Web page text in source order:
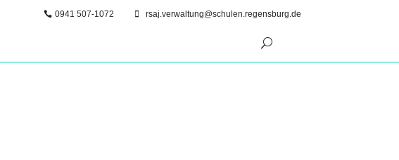
0941 507-1072 rsaj.verwaltung@schulen.regensburg.de